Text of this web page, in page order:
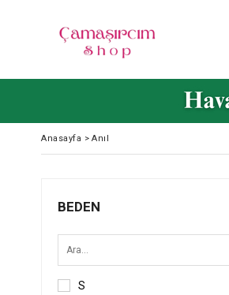
Anasayfa > Anıl
BEDEN
S